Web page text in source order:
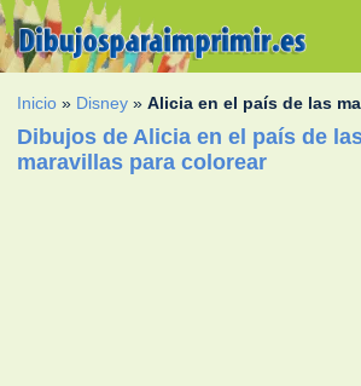
Inicio » Disney »Alicia en el país de las
Dibujos de Alicia en el país de
maravillas para colorear